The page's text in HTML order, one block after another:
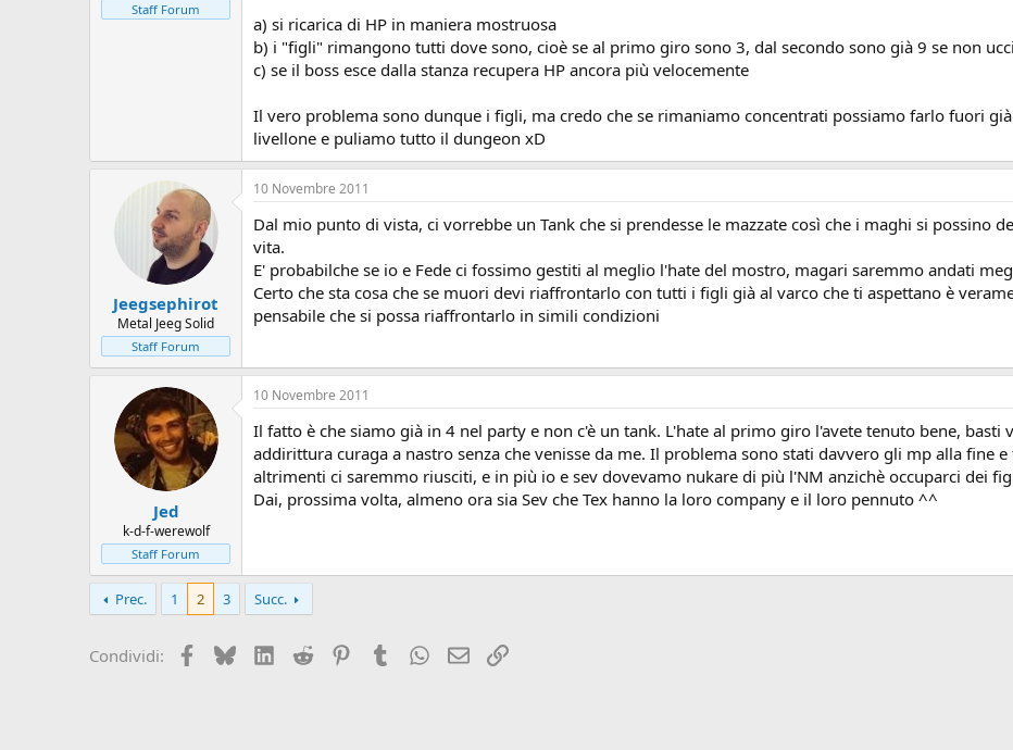
Staff Forum
a) si ricarica di HP in maniera mostruosa
b) i "figli" rimangono tutti dove sono, cioè se al primo giro sono 3, dal secondo sono già 9 se non
c) se il boss esce dalla stanza recupera HP ancora più velocemente
Il vero problema sono dunque i figli, ma credo che se rimaniamo concentrati possiamo farlo fuori
livellone e puliamo tutto il dungeon xD
Jeegsephirot
Metal Jeeg Solid
Staff Forum
10 Novembre 2011
Dal mio punto di vista, ci vorrebbe un Tank che si prendesse le mazzate così che i maghi si possino
vita.
E' probabilche se io e Fede ci fossimo gestiti al meglio l'hate del mostro, magari saremmo andati
Certo che sta cosa che se muori devi riaffrontarlo con tutti i figli già al varco che ti aspettano è
pensabile che si possa riaffrontarlo in simili condizioni
Jed
k-d-f-werewolf
Staff Forum
10 Novembre 2011
Il fatto è che siamo già in 4 nel party e non c'è un tank. L'hate al primo giro l'avete tenuto bene, basti
addirittura curaga a nastro senza che venisse da me. Il problema sono stati davvero gli mp alla fine
altrimenti ci saremmo riusciti, e in più io e sev dovevamo nukare di più l'NM anzichè occuparci dei
Dai, prossima volta, almeno ora sia Sev che Tex hanno la loro company e il loro pennuto ^^
Prec. 1 2 3 Succ.
Condividi: Facebook
BlueskyLinkedIn
Reddit PinterestTumblrWhatsApp
EmailLink